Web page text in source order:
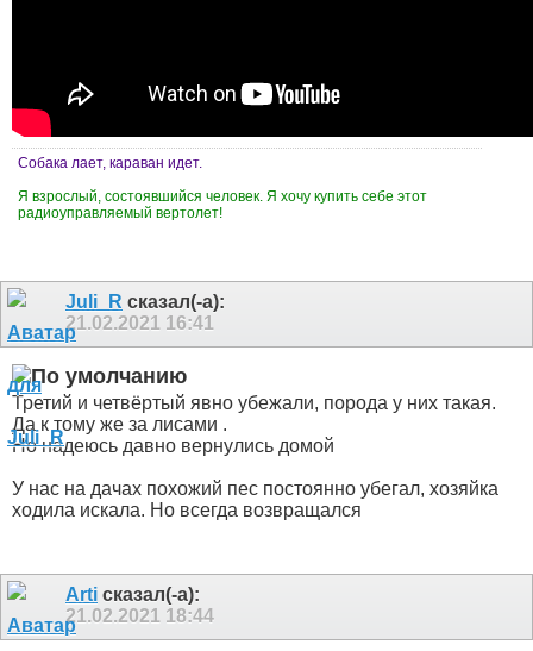
Собака лает, караван идет.
Я взрослый, состоявшийся человек. Я хочу купить себе этот
радиоуправляемый вертолет!
Juli_R сказал(-а):
21.02.2021 16:41
Третий и четвёртый явно убежали, порода у них такая.
Да к тому же за лисами .
Но надеюсь давно вернулись домой
У нас на дачах похожий пес постоянно убегал, хозяйка
ходила искала. Но всегда возвращался
Arti сказал(-а):
21.02.2021 18:44